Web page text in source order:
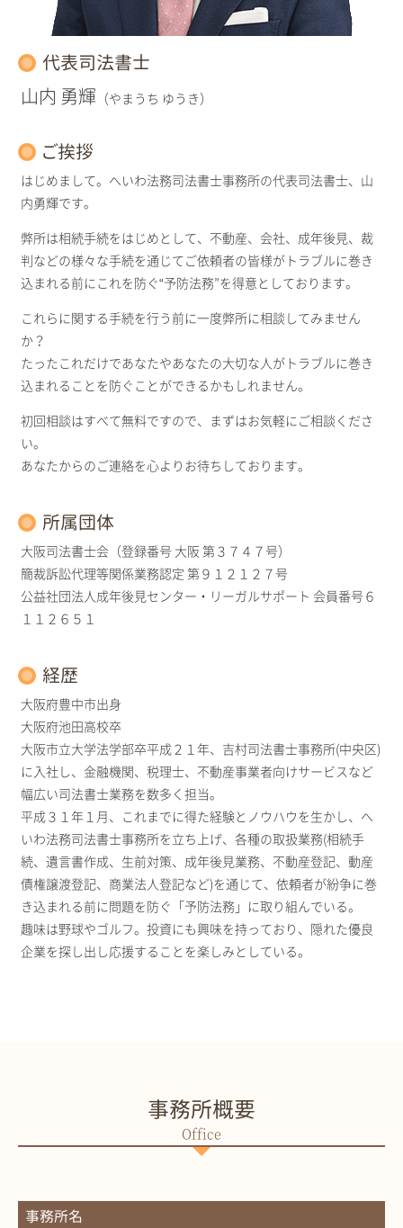
代表司法書士
山内 勇輝 （やまうち ゆうき）
ご挨拶
はじめまして。へいわ法務司法書士事務所の代表司法書士、山
内勇輝です。
弊所は相続手続をはじめとして、不動産、会社、成年後見、裁
判などの様々な手続を通じてご依頼者の皆様がトラブルに巻き
込まれる前にこれを防ぐ“予防法務”を得意としております。
これらに関する手続を行う前に一度弊所に相談してみません
か？
たったこれだけであなたやあなたの大切な人がトラブルに巻き
込まれることを防ぐことができるかもしれません。
初回相談はすべて無料ですので、まずはお気軽にご相談くださ
い。
あなたからのご連絡を心よりお待ちしております。
所属団体
大阪司法書士会（登録番号 大阪 第３７４７号）
簡裁訴訟代理等関係業務認定 第９１２１２７号
公益社団法人成年後見センター・リーガルサポート 会員番号６
１１２６５１
経歴
大阪府豊中市出身
大阪府池田高校卒
大阪市立大学法学部卒平成２１年、吉村司法書士事務所(中央区)
に入社し、金融機関、税理士、不動産事業者向けサービスなど
幅広い司法書士業務を数多く担当。
平成３１年１月、これまでに得た経験とノウハウを生かし、へ
いわ法務司法書士事務所を立ち上げ、各種の取扱業務(相続手
続、遺言書作成、生前対策、成年後見業務、不動産登記、動産
債権譲渡登記、商業法人登記など)を通じて、依頼者が紛争に巻
き込まれる前に問題を防ぐ「予防法務」に取り組んでいる。
趣味は野球やゴルフ。投資にも興味を持っており、隠れた優良
企業を探し出し応援することを楽しみとしている。
事務所概要
事務所名